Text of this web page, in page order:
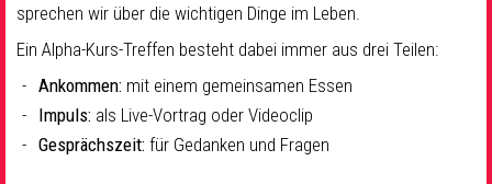
sprechen wir über die wichtigen Dinge im Leben.
Ein Alpha-Kurs-Treffen besteht dabei immer aus drei Teilen:
Ankommen: mit einem gemeinsamen Essen
Impuls: als Live-Vortrag oder Videoclip
Gesprächszeit: für Gedanken und Fragen